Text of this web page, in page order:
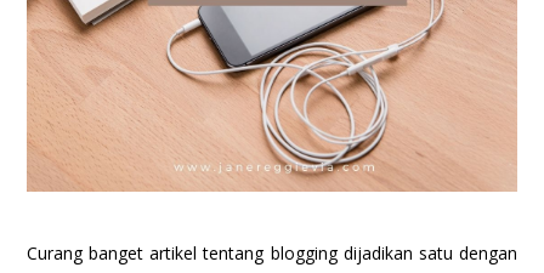
Curang banget artikel tentang blogging dijadikan satu dengan